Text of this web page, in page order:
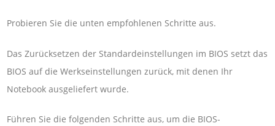
Probieren Sie die unten empfohlenen Schritte aus.
Das Zurücksetzen der Standardeinstellungen im BIOS setzt das
BIOS auf die Werkseinstellungen zurück, mit denen Ihr
Notebook ausgeliefert wurde.
Führen Sie die folgenden Schritte aus, um die BIOS-